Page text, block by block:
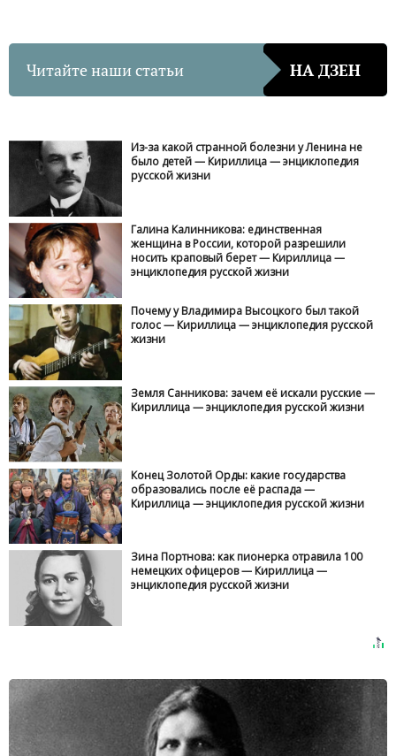
Читайте наши статьи НА ДЗЕН
Из-за какой странной болезни у Ленина не
было детей — Кириллица — энциклопедия
русской жизни
Галина Калинникова: единственная
женщина в России, которой разрешили
носить краповый берет — Кириллица —
энциклопедия русской жизни
Почему у Владимира Высоцкого был такой
голос — Кириллица — энциклопедия русской
жизни
Земля Санникова: зачем её искали русские —
Кириллица — энциклопедия русской жизни
Конец Золотой Орды: какие государства
образовались после её распада —
Кириллица — энциклопедия русской жизни
Зина Портнова: как пионерка отравила 100
немецких офицеров — Кириллица —
энциклопедия русской жизни